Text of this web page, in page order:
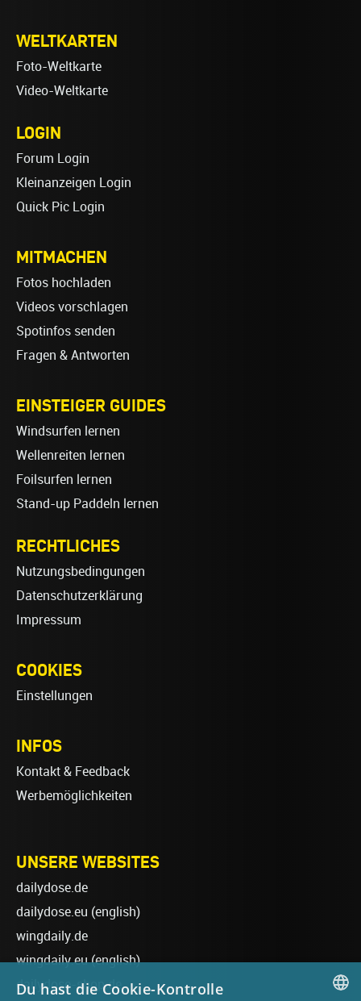
WELTKARTEN
Foto-Weltkarte
Video-Weltkarte
LOGIN
Forum Login
Kleinanzeigen Login
Quick Pic Login
MITMACHEN
Fotos hochladen
Videos vorschlagen
Spotinfos senden
Fragen & Antworten
EINSTEIGER GUIDES
Windsurfen lernen
Wellenreiten lernen
Foilsurfen lernen
Stand-up Paddeln lernen
RECHTLICHES
Nutzungsbedingungen
Datenschutzerklärung
Impressum
COOKIES
Einstellungen
INFOS
Kontakt & Feedback
Werbemöglichkeiten
UNSERE WEBSITES
dailydose.de
dailydose.eu (english)
wingdaily.de
wingdaily.eu(english)
dailydose-shop.de
Du hast die Cookie-Kontrolle